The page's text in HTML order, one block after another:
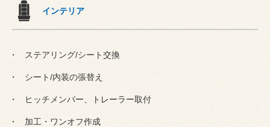
インテリア
ステアリング/シート交換
シート/内装の張替え
ヒッチメンバー、トレーラー取付
加工・ワンオフ作成